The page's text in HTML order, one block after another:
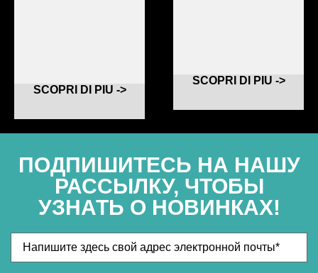
SCOPRI DI PIU ->
SCOPRI DI PIU ->
ПОДПИШИТЕСЬ НА НАШУ
РАССЫЛКУ, ЧТОБЫ
УЗНАТЬ О НОВИНКАХ!